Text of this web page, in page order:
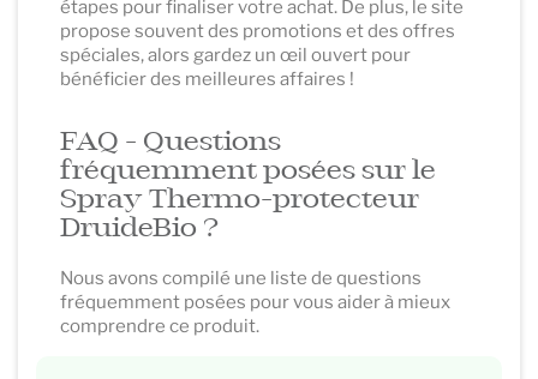
étapes pour finaliser votre achat. De plus, le site
propose souvent des promotions et des offres
spéciales, alors gardez un œil ouvert pour
bénéficier des meilleures affaires !
FAQ - Questions
fréquemment posées sur le
Spray Thermo-protecteur
DruideBio ?
Nous avons compilé une liste de questions
fréquemment posées pour vous aider à mieux
comprendre ce produit.